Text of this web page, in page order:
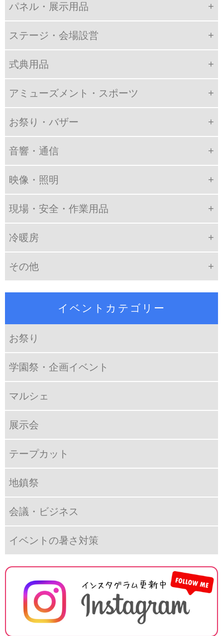
パネル・展示用品
ステージ・会場設営
式典用品
アミューズメント・スポーツ
お祭り・バザー
音響・通信
映像・照明
現場・安全・作業用品
冷暖房
その他
イベントカテゴリー
お祭り
学園祭・企画イベント
マルシェ
展示会
テープカット
地鎮祭
会議・ビジネス
イベントの暑さ対策